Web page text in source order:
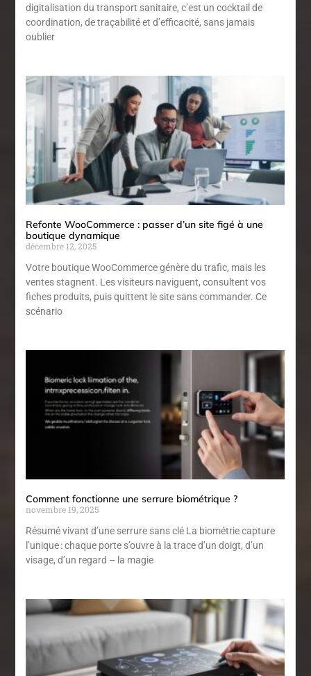
digitalisation du transport sanitaire, c’est un cocktail de
coordination, de traçabilité et d’efficacité, sans jamais
oublier
Refonte WooCommerce : passer d’un site figé à une
boutique dynamique
décembre 12, 2025
Votre boutique WooCommerce génère du trafic, mais les
ventes stagnent. Les visiteurs naviguent, consultent vos
fiches produits, puis quittent le site sans commander. Ce
scénario
Comment fonctionne une serrure biométrique ?
novembre 19, 2025
Résumé vivant d’une serrure sans clé La biométrie capture
l’unique : chaque porte s’ouvre à la trace d’un doigt, d’un
visage, d’un regard – la magie